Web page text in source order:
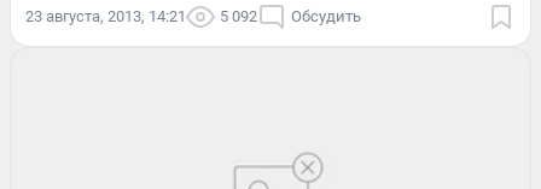
23 августа, 2013, 14:21 5 092 Обсудить